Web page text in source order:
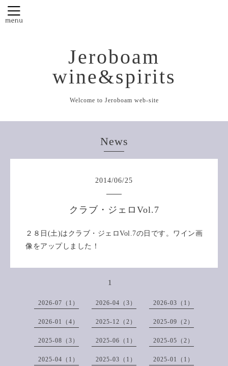
Jeroboam
wine&spirits
Welcome to Jeroboam web-site
News
2014/06/25
クラブ・ジェロVol.7
２８日(土)はクラブ・ジェロVol.7の日です。ワイン画
像をアップしました！
1
2026-07（1） 2026-04（3） 2026-03（1）
2026-01（4） 2025-12（2） 2025-09（2）
2025-08（3） 2025-06（1） 2025-05（2）
2025-04（1） 2025-03（1） 2025-01（1）